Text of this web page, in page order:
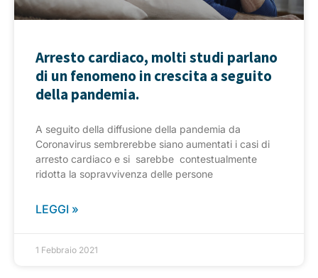
Arresto cardiaco, molti studi parlano
di un fenomeno in crescita a seguito
della pandemia.
A seguito della diffusione della pandemia da
Coronavirus sembrerebbe siano aumentati i casi di
arresto cardiaco e si sarebbe contestualmente
ridotta la sopravvivenza delle persone
LEGGI »
1 Febbraio 2021